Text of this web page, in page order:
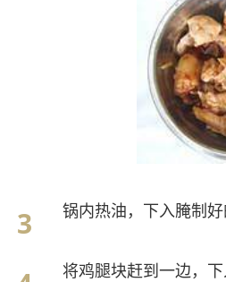
锅内热油，下入腌制好
将鸡腿块赶到一边，